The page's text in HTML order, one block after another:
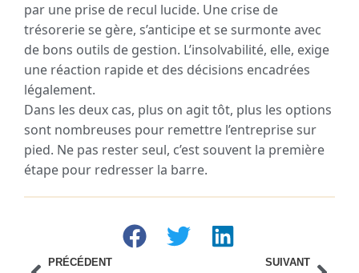
par une prise de recul lucide. Une crise de
trésorerie se gère, s’anticipe et se surmonte avec
de bons outils de gestion. L’insolvabilité, elle, exige
une réaction rapide et des décisions encadrées
légalement.
Dans les deux cas, plus on agit tôt, plus les options
sont nombreuses pour remettre l’entreprise sur
pied. Ne pas rester seul, c’est souvent la première
étape pour redresser la barre.
PRÉCÉDENT SUIVANT